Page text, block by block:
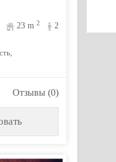
23m 2 2
Отзывы (0)